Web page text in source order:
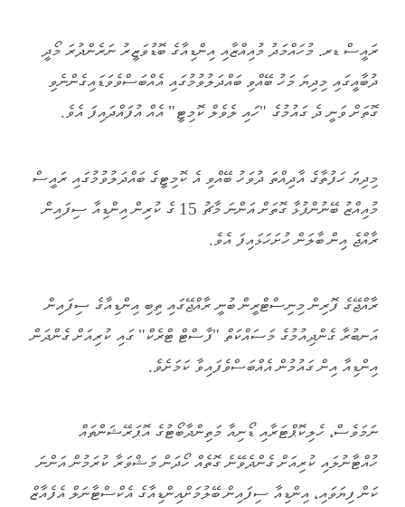
ރައީސް ޑރ. މުހައްމަދު މުއިއްޒާއި އިންޑިއާގެ ބޮޑުވަޒީރު ނަރެންދުރަ މޯދީ
ދުބާއީގައި މިދިޔަ މަހު ބޭއްވި ބައްދަލުވުމުގައި އެއްބަސްވެވަޑައިގެންނެވި
ގޮތަށް ވަނީ ދެ ގައުމުގެ "ހައި ލެވެލް ކޮމިޓީ" އެއް އުފައްދައިފަ އެވެ.
މިދިޔަ ހަފުތާގެ އާދިއްތަ ދުވަހު ބޭއްވި އެ ކޮމިޓީގެ ބައްދަލުވުމުގައި ރައީސް
މުއިއްޒު ބޭނުންފުޅާ ގޮތަށް އަންނަ މާޗު 15 ގެ ކުރިން އިންޑިއާ ސިފައިން
ރާއްޖެ އިން ބާލަން ހުށަހަޅައިފަ އެވެ.
ރާއްޖޭގެ ފޮރިން މިނިސްޓްރީން ބުނީ ރާއްޖޭގައި ތިބި އިންޑިއާގެ ސިފައިން
އަނބުރާ ގެންދިއުމުގެ މަސައްކަތް "ފާސްޓް ޓްރެކް" ގައި ކުރިއަށް ގެންދަން
އިންޑިއާ އިން ގައުމުން އެއްބަސްވެފައިވާ ކަމަށެވެ.
ނަމަވެސް، ހެލިކޮޕްޓަރާއި ޑޯނިއާ މަތިންދާބޯޓުގެ އޮޕަރޭޝަންތައް
ހުއްޓާނުލައި ކުރިއަށް ގެންދެވޭނެ ގޮތެއް ހޯދަން މަޝްވަރާ ކުރަމުން އަންނަ
ކަން ފިޔަވައި، އިންޑިއާ ސިފައިން ބޭލުމަށްއިންޑިއާގެ އެކްސްޓާނަލް އެފެއާޒް